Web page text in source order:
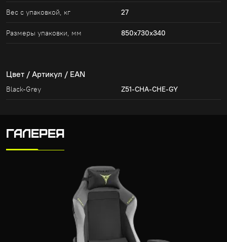
Вес с упаковкой, кг 27
Размеры упаковки, мм 850x730x340
Цвет / Артикул / EAN
Black-Grey Z51-CHA-CHE-GY
ГАЛЕРЕЯ